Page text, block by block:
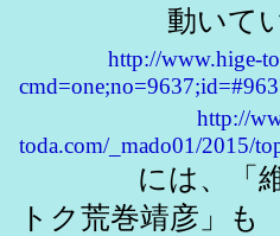
動いている
http://www.hige-
http://
toda.com/_mado01/2015/
には、「維新
トク荒巻靖彦」も